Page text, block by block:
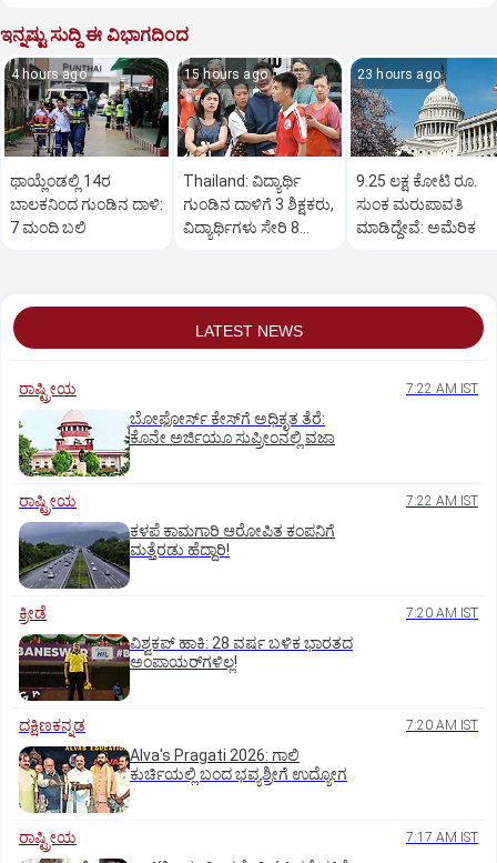
ಇನ್ನಷ್ಟು ಸುದ್ದಿ ಈ ವಿಭಾಗದಿಂದ
4 hours ago
ಥಾಯ್ಲೆಂಡಲ್ಲಿ 14ರ
ಬಾಲಕನಿಂದ ಗುಂಡಿನ ದಾಳಿ:
7 ಮಂದಿ ಬಲಿ
15 hours ago
Thailand: ವಿದ್ಯಾರ್ಥಿ
ಗುಂಡಿನ ದಾಳಿಗೆ 3 ಶಿಕ್ಷಕರು,
ವಿದ್ಯಾರ್ಥಿಗಳು ಸೇರಿ 8
23 hours ago
9.25 ಲಕ್ಷ ಕೋಟಿ ರೂ.
ಸುಂಕ ಮರುಪಾವತಿ
ಮಾಡಿದ್ದೇವೆ: ಅಮೆರಿಕ
LATEST NEWS
ರಾಷ್ಟ್ರೀಯ 7:22 AM IST
ಬೋಫೋರ್ಸ್‌ ಕೇಸ್‌ಗೆ ಅಧಿಕೃತ ತೆರೆ:
ಕೊನೇ ಅರ್ಜಿಯೂ ಸುಪ್ರೀಂನಲ್ಲಿ ವಜಾ
ರಾಷ್ಟ್ರೀಯ 7:22 AM IST
ಕಳಪೆ ಕಾಮಗಾರಿ ಆರೋಪಿತ ಕಂಪನಿಗೆ
ಮತ್ತೆರಡು ಹೆದ್ದಾರಿ!
ಕ್ರೀಡೆ 7:20 AM IST
ವಿಶ್ವಕಪ್‌ ಹಾಕಿ: 28 ವರ್ಷ ಬಳಿಕ ಭಾರತದ
ಅಂಪಾಯರ್‌ಗಳಿಲ್ಲ!
ದಕ್ಷಿಣಕನ್ನಡ 7:20 AM IST
Alva's Pragati 2026: ಗಾಲಿ
ಕುರ್ಚಿಯಲ್ಲಿ ಬಂದ ಭವ್ಯಶ್ರೀಗೆ ಉದ್ಯೋಗ
ರಾಷ್ಟ್ರೀಯ 7:17 AM IST